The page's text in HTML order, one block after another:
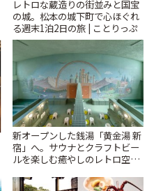
レトロな蔵造りの街並みと国宝
の城。松本の城下町で心ほぐれ
る週末1泊2日の旅 | ことりっぷ
新オープンした銭湯「黄金湯 新
宿」へ。サウナとクラフトビー
ルを楽しむ癒やしのレトロ空間